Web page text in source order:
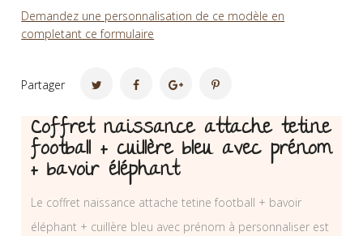
Demandez une personnalisation de ce modèle en
completant ce formulaire
Partager
Coffret naissance attache tetine
football + cuillère bleu avec prénom
+ bavoir éléphant
Le coffret naissance attache tetine football + bavoir
éléphant + cuillère bleu avec prénom à personnaliser est